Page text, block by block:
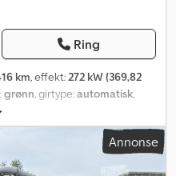
Ring
km, effekt:272 kW (369,82
grønn, girtype:automatisk,
speil, elektrisk
Annonse